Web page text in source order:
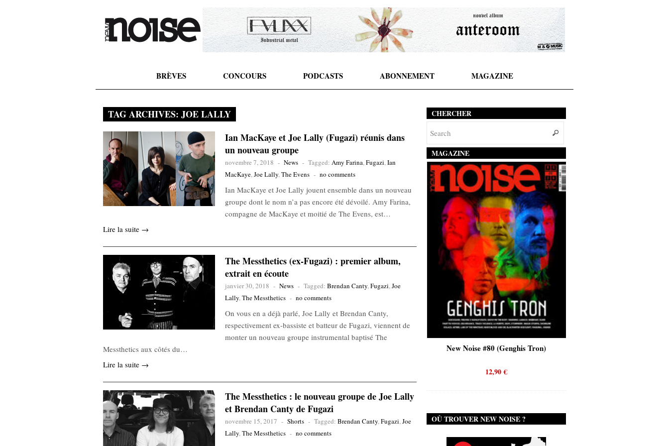
BRÈVES CONCOURS PODCASTS ABONNEMENT MAGAZINE
TAG ARCHIVES: JOE LALLY
Ian MacKaye et Joe Lally (Fugazi) réunis dans
un nouveau groupe
novembre 7, 2018 - News - Tagged: Amy Farina,Fugazi,Ian
MacKaye,Joe Lally,The Evens - no comments
Ian MacKaye et Joe Lally jouent ensemble dans un nouveau
groupe dont le nom n’a pas encore été dévoilé. Amy Farina,
compagne de MacKaye et moitié de The Evens, est…
Lire la suite →
The Messthetics (ex-Fugazi) : premier album,
extrait en écoute
janvier 30, 2018 - News - Tagged: Brendan Canty,Fugazi,Joe
Lally,The Messthetics - no comments
On vous en a déjà parlé, Joe Lally et Brendan Canty,
respectivement ex-bassiste et batteur de Fugazi, viennent de
monter un nouveau groupe instrumental baptisé The
Messthetics aux côtés du…
Lire la suite →
The Messthetics : le nouveau groupe de Joe Lally
et Brendan Canty de Fugazi
novembre 15, 2017 - Shorts - Tagged: Brendan Canty,Fugazi,Joe
Lally,The Messthetics - no comments
CHERCHER
MAGAZINE
New Noise #80 (Genghis Tron)
12,90€
OÙ TROUVER NEW NOISE ?